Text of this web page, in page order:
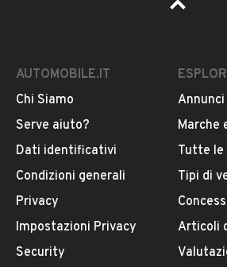
Pubblicità
DESCRIZIONE
Nonostante i km, l'auto e' in ottime
ordinata
AUTOMOBILE.IT
Chi Siamo
Serve aiuto?
Dati identificativi
Condizioni generali
Privacy
Impostazioni Privacy
Security
Marche
Tutte le
Tipi di
Articoli